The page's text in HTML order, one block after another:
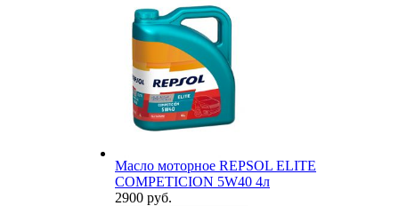
Масло моторное REPSOL ELITE
COMPETICION 5W40 4л
2900 руб.